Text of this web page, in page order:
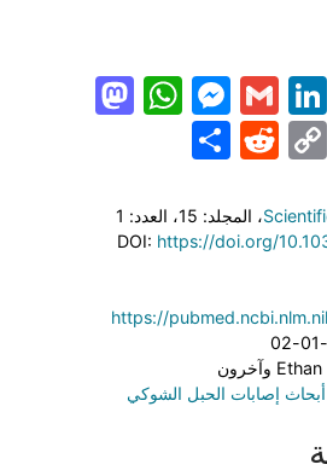
LinkedIn
Gmail
Copy
Reddit
Share
، المجلد: 15
، العدد: 1
DOI: https://doi.org/
https://
أبحاث إصابات الحبل الشوكي